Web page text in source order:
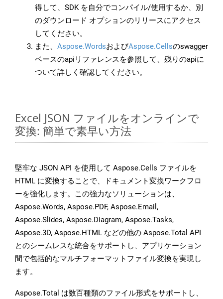
得して、SDK を自分でコンパイル/使用するか、別
のダウンロード オプションのリリースにアクセス
してください。
また、 Aspose.WordsおよびAspose.Cellsのswagger
ベースのapiリファレンスを参照して、残りのapiに
ついて詳しく確認してください。
Excel JSON ファイルをオンラインで
変換: 簡単で素早い方法
堅牢な JSON API を使用して Aspose.Cells ファイルを
HTML に変換することで、ドキュメント変換ワークフロ
ーを強化します。この強力なソリューションは、
Aspose.Words, Aspose.PDF, Aspose.Email,
Aspose.Slides, Aspose.Diagram, Aspose.Tasks,
Aspose.3D, Aspose.HTML などの他の Aspose.Total API
とのシームレスな統合をサポートし、アプリケーション
間で包括的なマルチフォーマットファイル変換を実現し
ます。
Aspose.Total は数百種類のファイル形式をサポートし、